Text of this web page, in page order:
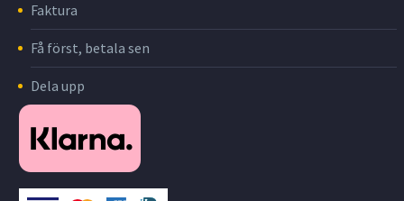
Faktura
Få först, betala sen
Dela upp